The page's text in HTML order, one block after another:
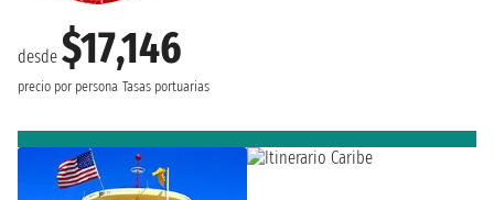
desde $17,146
precio por persona Tasas portuarias